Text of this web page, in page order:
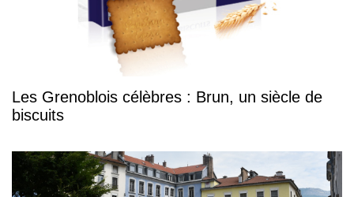
Les Grenoblois célèbres : Brun, un siècle de
biscuits